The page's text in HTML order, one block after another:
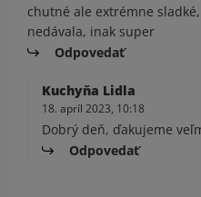
chutné ale extrémne
nedávala, inak super
Odpovedať
Kuchyňa Lidla
18. apríl 2023, 10:18
Dobrý deň, ďakujeme
Odpovedať